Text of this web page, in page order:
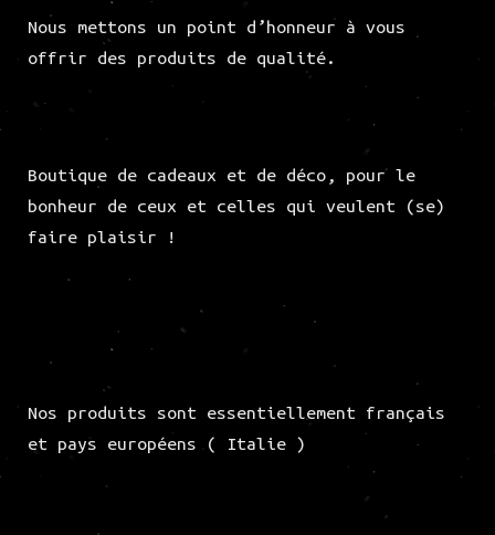
Nous mettons un point d’honneur à vous
offrir des produits de qualité.
Boutique de cadeaux et de déco, pour le
bonheur de ceux et celles qui veulent (se)
faire plaisir !
Nos produits sont essentiellement français
et pays européens ( Italie )